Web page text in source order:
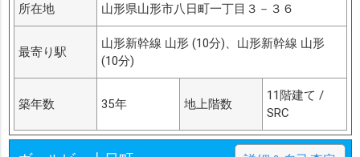
所在地 山形県山形市八日町一丁目３－３６
最寄り駅
山形新幹線 山形 (10分)、山形新幹線 山形
(10分)
築年数 35年 地上階数
11階建て /
SRC